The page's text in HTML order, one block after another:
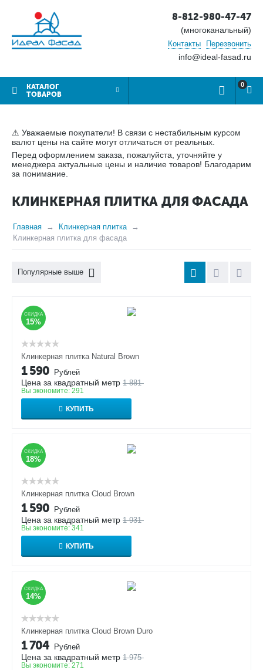
8-812-980-47-47
(многоканальный)
Контакты Перезвонить
info@ideal-fasad.ru
КАТАЛОГ
ТОВАРОВ
0
⚠ Уважаемые покупатели! В связи с нестабильным курсом
валют цены на сайте могут отличаться от реальных.
Перед оформлением заказа, пожалуйста, уточняйте у
менеджера актуальные цены и наличие товаров! Благодарим
за понимание.
КЛИНКЕРНАЯ ПЛИТКА ДЛЯ ФАСАДА
Главная
Клинкерная плитка
Клинкерная плитка для фасада
Популярные выше
СКИДКА
15%
Клинкерная плитка Natural Brown
1 590 Рублей
Цена за квадратный метр 1 881
Вы экономите: 291
КУПИТЬ
СКИДКА
18%
Клинкерная плитка Cloud Brown
1 590 Рублей
Цена за квадратный метр 1 931
Вы экономите: 341
КУПИТЬ
СКИДКА
14%
Клинкерная плитка Cloud Brown Duro
1 704 Рублей
Цена за квадратный метр 1 975
Вы экономите: 271